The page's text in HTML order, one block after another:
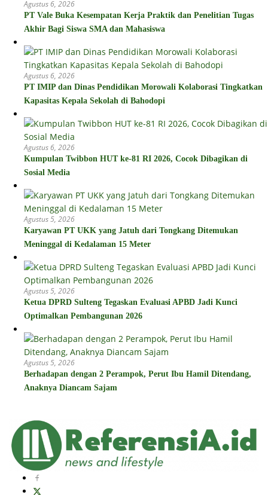
Agustus 6, 2026
PT Vale Buka Kesempatan Kerja Praktik dan Penelitian Tugas
Akhir Bagi Siswa SMA dan Mahasiswa
Agustus 6, 2026
PT IMIP dan Dinas Pendidikan Morowali Kolaborasi Tingkatkan
Kapasitas Kepala Sekolah di Bahodopi
Agustus 6, 2026
Kumpulan Twibbon HUT ke-81 RI 2026, Cocok Dibagikan di
Sosial Media
Agustus 5, 2026
Karyawan PT UKK yang Jatuh dari Tongkang Ditemukan
Meninggal di Kedalaman 15 Meter
Agustus 5, 2026
Ketua DPRD Sulteng Tegaskan Evaluasi APBD Jadi Kunci
Optimalkan Pembangunan 2026
Agustus 5, 2026
Berhadapan dengan 2 Perampok, Perut Ibu Hamil Ditendang,
Anaknya Diancam Sajam